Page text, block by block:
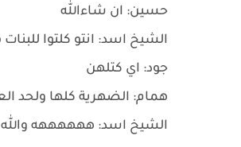
حسين: ان شاءالله
الشيخ اسد: انتو كلتوا للبنات
جود: اي كتلهن
همام: الضهرية كلها
الشيخ اسد: ههههههه والله